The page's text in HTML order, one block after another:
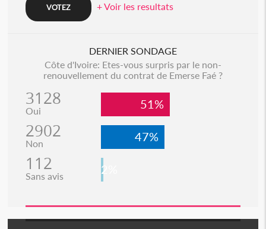
+ Voir les resultats
DERNIER SONDAGE
Côte d'Ivoire: Etes-vous surpris par le non-
renouvellement du contrat de Emerse Faé ?
3128
Oui 51%
2902
Non 47%
112
Sans avis 2%